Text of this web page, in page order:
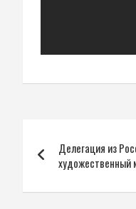
по
записям
Делегация из
художественный